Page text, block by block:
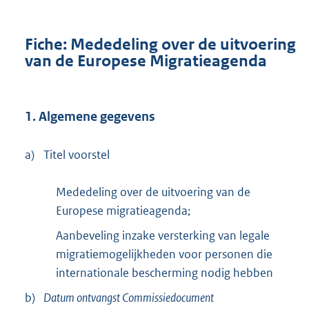
Fiche: Mededeling over de uitvoering
van de Europese Migratieagenda
1. Algemene gegevens
a) Titel voorstel
Mededeling over de uitvoering van de
Europese migratieagenda;
Aanbeveling inzake versterking van legale
migratiemogelijkheden voor personen die
internationale bescherming nodig hebben
b) Datum ontvangst Commissiedocument